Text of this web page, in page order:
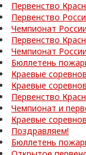
Первенство
Первенство
Чемпионат
Первенство
Чемпионат
Бюллетень
Краевые
Краевые
Первенство
Чемпионат и
Краевые
Поздравляем!
Бюллетень